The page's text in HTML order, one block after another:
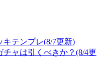
キテンプレ(8/7更新)
ャは引くべきか？(8/4更